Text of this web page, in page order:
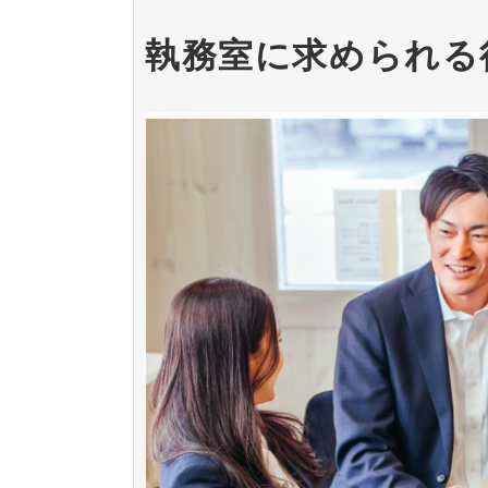
執務室に求められる